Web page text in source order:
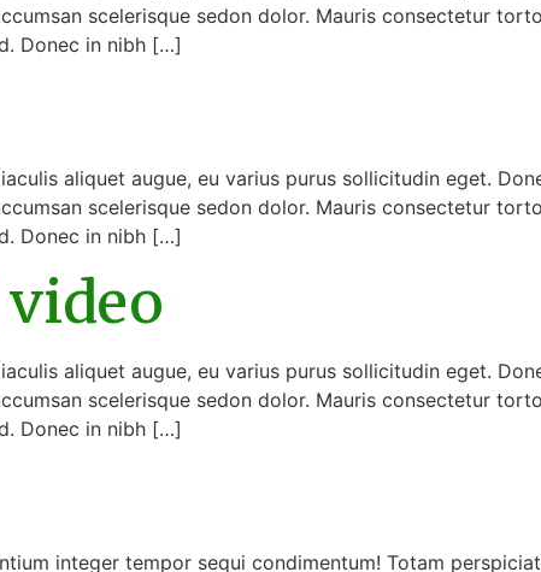
scelerisque sedon dolor. Mauris consectetur
Donec in nibh […]
aliquet augue, eu varius purus sollicitudin eget.
scelerisque sedon dolor. Mauris consectetur
Donec in nibh […]
aliquet augue, eu varius purus sollicitudin eget.
scelerisque sedon dolor. Mauris consectetur
Donec in nibh […]
integer tempor sequi condimentum! Totam